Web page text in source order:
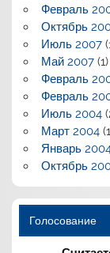
Февраль
Октябрь
Июль 2007
Май 2007(1)
Февраль
Февраль
Июль 2004
Март 2004
Январь
Октябрь
Голосование